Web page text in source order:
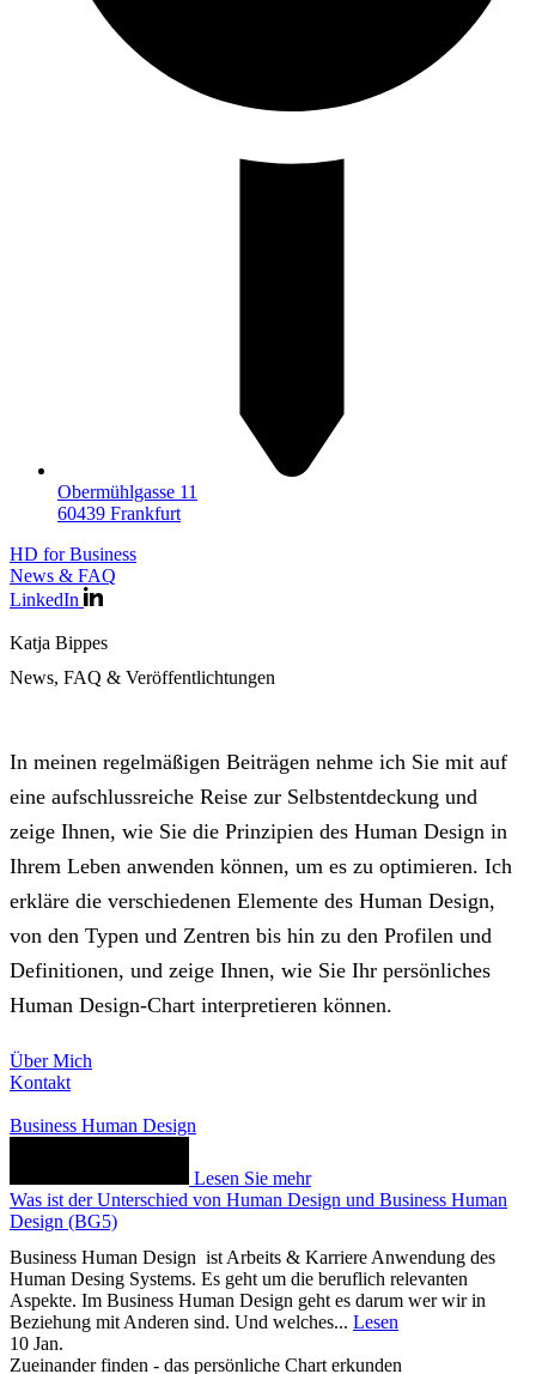
Obermühlgasse 11
60439 Frankfurt
HD for Business
News & FAQ
LinkedIn
Katja Bippes
News, FAQ & Veröffentlichtungen
In meinen regelmäßigen Beiträgen nehme ich Sie mit auf
eine aufschlussreiche Reise zur Selbstentdeckung und
zeige Ihnen, wie Sie die Prinzipien des Human Design in
Ihrem Leben anwenden können, um es zu optimieren. Ich
erkläre die verschiedenen Elemente des Human Design,
von den Typen und Zentren bis hin zu den Profilen und
Definitionen, und zeige Ihnen, wie Sie Ihr persönliches
Human Design-Chart interpretieren können.
Über Mich
Kontakt
Business Human Design
Lesen Sie mehr
Was ist der Unterschied von Human Design und Business Human
Design (BG5)
Business Human Design ist Arbeits & Karriere Anwendung des
Human Desing Systems. Es geht um die beruflich relevanten
Aspekte. Im Business Human Design geht es darum wer wir in
Beziehung mit Anderen sind. Und welches... Lesen
10 Jan.
Zueinander finden - das persönliche Chart erkunden